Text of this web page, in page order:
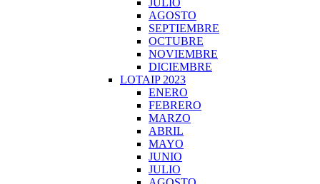
JULIO
AGOSTO
SEPTIEMBRE
OCTUBRE
NOVIEMBRE
DICIEMBRE
LOTAIP 2023
ENERO
FEBRERO
MARZO
ABRIL
MAYO
JUNIO
JULIO